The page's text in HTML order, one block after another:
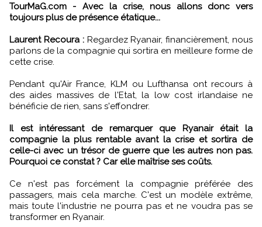
TourMaG.com - Avec la crise, nous allons donc vers
toujours plus de présence étatique...
Laurent Recoura :Regardez Ryanair, financièrement, nous
parlons de la compagnie qui sortira en meilleure forme de
cette crise.
Pendant qu'Air France, KLM ou Lufthansa ont recours à
des aides massives de l'Etat, la low cost irlandaise ne
bénéficie de rien, sans s'effondrer.
Il est intéressant de remarquer que Ryanair était la
compagnie la plus rentable avant la crise et sortira de
celle-ci avec un trésor de guerre que les autres non pas.
Pourquoi ce constat ? Car elle maîtrise ses coûts.
Ce n'est pas forcément la compagnie préférée des
passagers, mais cela marche. C'est un modèle extrême,
mais toute l'industrie ne pourra pas et ne voudra pas se
transformer en Ryanair.